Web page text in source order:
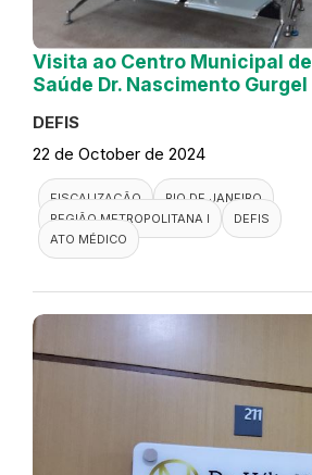
Visita ao Centro Municipal de
Saúde Dr. Nascimento Gurgel
DEFIS
22 de October de 2024
FISCALIZAÇÃO
RIO DE JANEIRO
REGIÃO METROPOLITANA I
DEFIS
ATO MÉDICO